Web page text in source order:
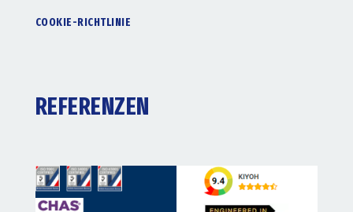
COOKIE-RICHTLINIE
REFERENZEN